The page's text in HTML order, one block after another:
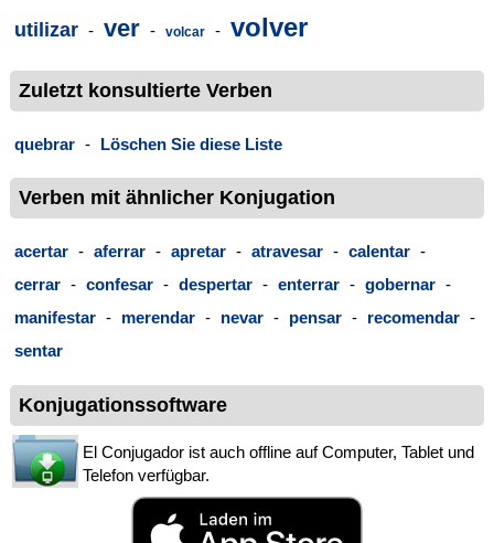
utilizar - ver - volcar - volver
Zuletzt konsultierte Verben
quebrar - Löschen Sie diese Liste
Verben mit ähnlicher Konjugation
acertar - aferrar - apretar - atravesar - calentar -
cerrar - confesar - despertar - enterrar - gobernar -
manifestar - merendar - nevar - pensar - recomendar -
sentar
Konjugationssoftware
El Conjugador ist auch offline auf Computer, Tablet und
Telefon verfügbar.